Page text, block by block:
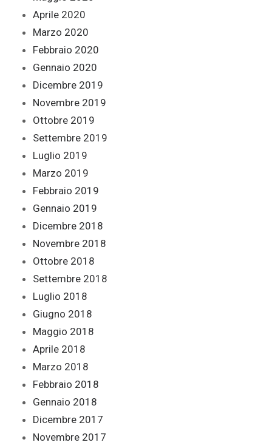
Aprile 2020
Marzo 2020
Febbraio 2020
Gennaio 2020
Dicembre 2019
Novembre 2019
Ottobre 2019
Settembre 2019
Luglio 2019
Marzo 2019
Febbraio 2019
Gennaio 2019
Dicembre 2018
Novembre 2018
Ottobre 2018
Settembre 2018
Luglio 2018
Giugno 2018
Maggio 2018
Aprile 2018
Marzo 2018
Febbraio 2018
Gennaio 2018
Dicembre 2017
Novembre 2017